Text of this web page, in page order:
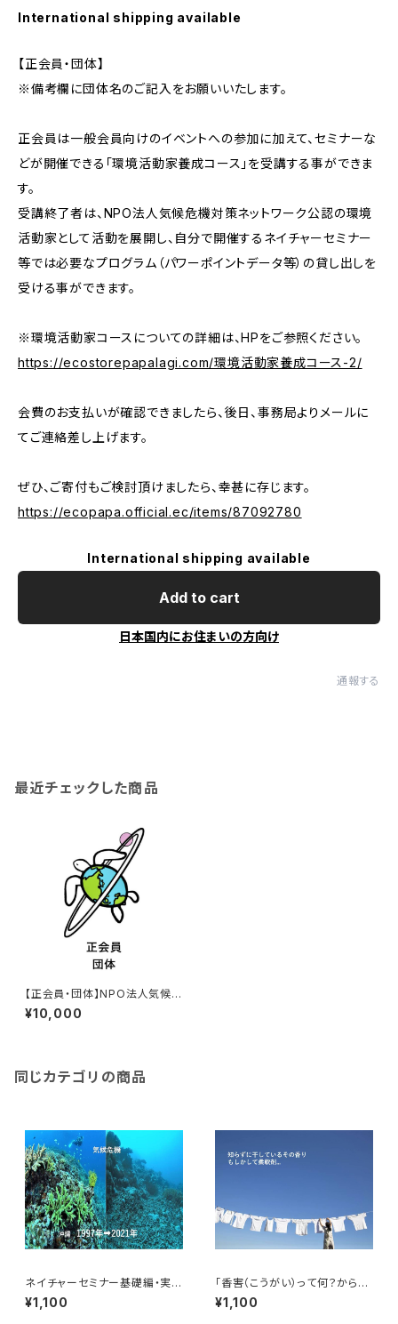
International shipping available
【正会員・団体】
※備考欄に団体名のご記入をお願いいたします。
正会員は一般会員向けのイベントへの参加に加えて、セミナーな
どが開催できる「環境活動家養成コース」を受講する事ができま
す。
受講終了者は、NPO法人気候危機対策ネットワーク公認の環境
活動家として活動を展開し、自分で開催するネイチャーセミナー
等では必要なプログラム（パワーポイントデータ等）の貸し出しを
受ける事ができます。
※環境活動家コースについての詳細は、HPをご参照ください。
https://ecostorepapalagi.com/環境活動家養成コース-2/
会費のお支払いが確認できましたら、後日、事務局よりメールに
てご連絡差し上げます。
ぜひ、ご寄付もご検討頂けましたら、幸甚に存じます。
https://ecopapa.official.ec/items/87092780
International shipping available
Add to cart
日本国内にお住まいの方向け
通報する
最近チェックした商品
【正会員・団体】NPO法人気候危
機対策ネットワーク 年会費
¥10,000
同じカテゴリの商品
ネイチャーセミナー基礎編・実践
編オンライン講座
¥1,100
「香害（こうがい）って何？から始
める学習会」オンラインセミナー
¥1,100